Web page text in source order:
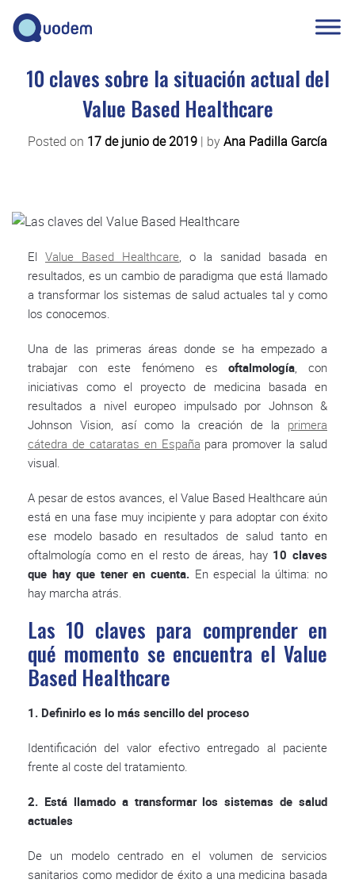
10 claves sobre la situación actual del
Value Based Healthcare
Posted on 17 de junio de 2019 | byAna Padilla García
El Value Based Healthcare , o la sanidad basada en
resultados, es un cambio de paradigma que está llamado
a transformar los sistemas de salud actuales tal y como
los conocemos.
Una de las primeras áreas donde se ha empezado a
trabajar con este fenómeno esoftalmología , con
iniciativas como el proyecto de medicina basada en
resultados a nivel europeo impulsado por Johnson &
Johnson Vision, así como la creación de la primera
cátedra de cataratas en España para promover la salud
visual.
A pesar de estos avances, el Value Based Healthcare aún
está en una fase muy incipiente y para adoptar con éxito
ese modelo basado en resultados de salud tanto en
oftalmología como en el resto de áreas, hay 10 claves
que hay que tener en cuenta. En especial la última: no
hay marcha atrás.
Las 10 claves para comprender en
qué momento se encuentra el Value
Based Healthcare
1. Definirlo es lo más sencillo del proceso
Identificación del valor efectivo entregado al paciente
frente al coste del tratamiento.
2. Está llamado a transformar los sistemas de salud
actuales
De un modelo centrado en el volumen de servicios
sanitarios como medidor de éxito a una medicina basada